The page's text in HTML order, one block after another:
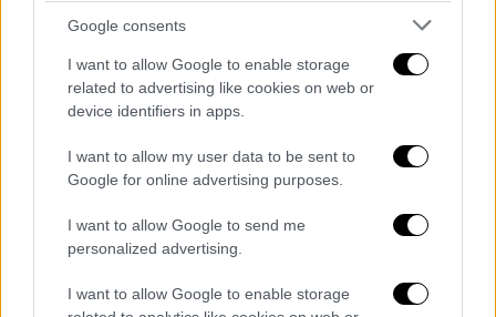
Google consents
I want to allow Google to enable storage
related to advertising like cookies on web or
device identifiers in apps.
I want to allow my user data to be sent to
Google for online advertising purposes.
I want to allow Google to send me
personalized advertising.
I want to allow Google to enable storage
Μητσοτάκης: Ελληνικά πολεμικά
πλοία έξω από τα χωρικά ύδατα της
Λιβύης για ροές μεταναστών
Τηλεφωνική επικοινωνία Μητσοτάκη
- Αλ Σίσι: «Να μην υπάρξει περαιτέρω
κλιμάκωση»